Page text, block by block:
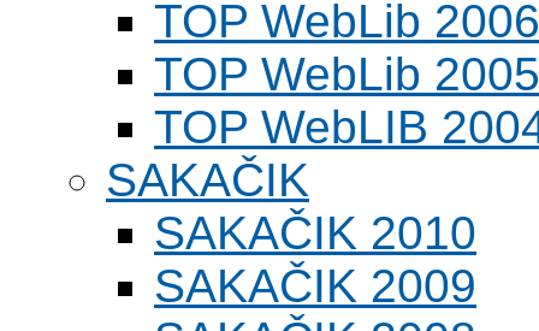
TOP WebLib 2006
TOP WebLib 2005
TOP WebLIB
SAKAČIK
SAKAČIK 2010
SAKAČIK 2009